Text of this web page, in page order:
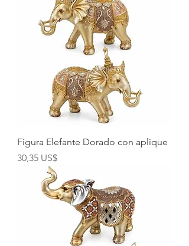
Figura Elefante Dorado con aplique
Precio
30,35 US$